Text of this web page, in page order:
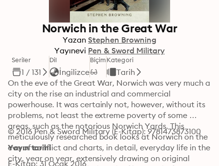
Norwich in the Great War
Yazan Stephen Browning
Yayınevi Pen & Sword Military
Seriler
1 / 131
Dil
İngilizce
BiçimKategori
Tarih
On the eve of the Great War, Norwich was very much a
city on the rise an industrial and commercial
powerhouse. It was certainly not, however, without its
problems, not least the extreme poverty of some
areas, such as the notorious Norwich Yards. This
meticulously researched book looks at Norwich on the
eve of conflict and charts, in detail, everyday life in the
city, year on year, extensively drawing on original
© 2016 Pen & Sword Military (E-Kitap): 9781473873100
Yayın tarihi
E-Kitap: 31 Ocak 2016